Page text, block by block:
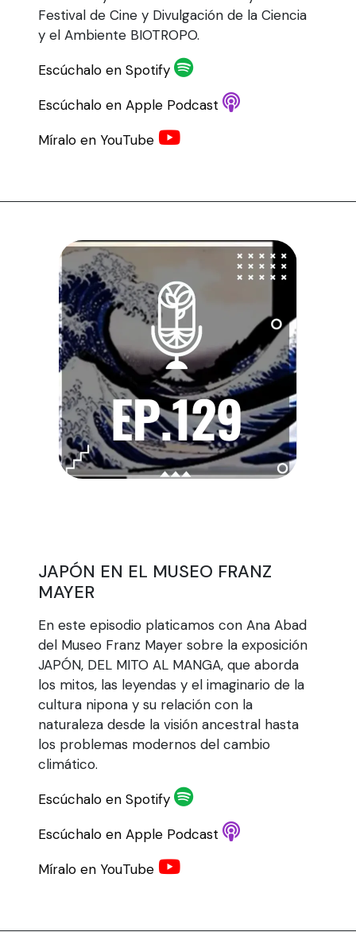
Festival de Cine y Divulgación de la Ciencia
y el Ambiente BIOTROPO.
Escúchalo en Spotify
Escúchalo en Apple Podcast
Míralo en YouTube
JAPÓN EN EL MUSEO FRANZ
MAYER
En este episodio platicamos con Ana Abad
del Museo Franz Mayer sobre la exposición
JAPÓN, DEL MITO AL MANGA, que aborda
los mitos, las leyendas y el imaginario de la
cultura nipona y su relación con la
naturaleza desde la visión ancestral hasta
los problemas modernos del cambio
climático.
Escúchalo en Spotify
Escúchalo en Apple Podcast
Míralo en YouTube